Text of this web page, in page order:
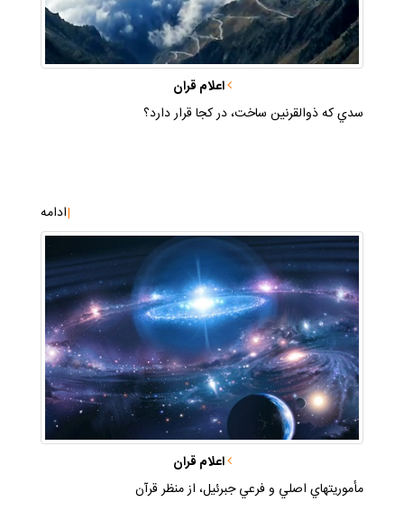
اعلام قران
سدي كه ذوالقرنين ساخت، در كجا قرار دارد؟
|ادامه
اعلام قران
مأموريتهاي اصلي و فرعي جبرئيل، از منظر قرآن